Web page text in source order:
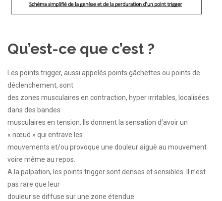
Qu’est-ce que c’est ?
Les points trigger, aussi appelés points gâchettes ou points de
déclenchement, sont
des zones musculaires en contraction, hyper irritables, localisées
dans des bandes
musculaires en tension. Ils donnent la sensation d’avoir un
« nœud » qui entrave les
mouvements et/ou provoque une douleur aiguë au mouvement
voire même au repos.
A la palpation, les points trigger sont denses et sensibles. Il n’est
pas rare que leur
douleur se diffuse sur une zone étendue.